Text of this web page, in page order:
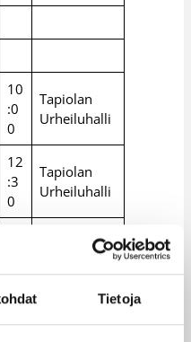
Tietoja
10
:0
0
Tapiolan
Urheiluhalli
12
:3
0
Tapiolan
Urheiluhalli
0
19
:1